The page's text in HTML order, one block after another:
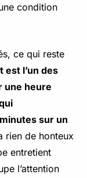
condition
ce qui reste
est l’un des
une heure
sur un
rien de honteux
entretient
l’attention